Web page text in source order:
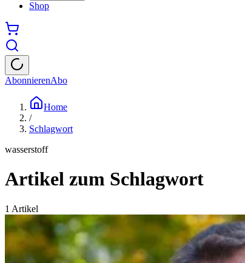
Shop
AbonnierenAbo
Home
/
Schlagwort
wasserstoff
Artikel zum Schlagwort
1 Artikel